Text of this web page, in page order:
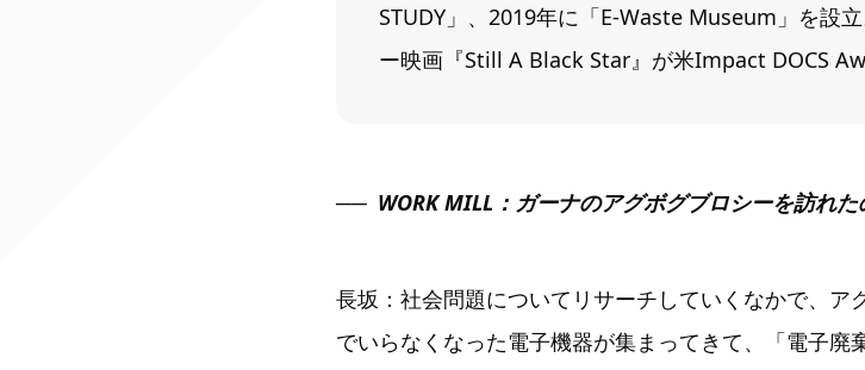
STUDY」、2019年に「E-Waste Museum」を設
ー映画『Still A Black Star』が米Impact DOCS
WORK MILL：ガーナのアグボグブロシーを訪れた
長坂：社会問題についてリサーチしていくなかで、ア
でいらなくなった電子機器が集まってきて、「電子廃